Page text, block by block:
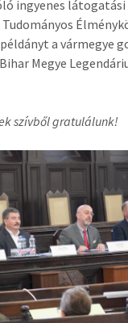
ingyenes
Tudományos
a vármegye
Megye
szívből gratulálunk!